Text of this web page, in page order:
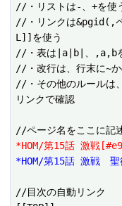
//・リストは-、+を使
//・リンクは&pgid(,
L]]を使う
//・表は|a|b|、,a,b
//・改行は、行末に~
//・その他のルールは
リンクで確認
*HOM/第15話 激戦
*HOM/第15話 激戦　
//目次の自動リンク